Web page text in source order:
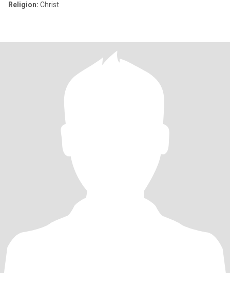
Religion: Christ